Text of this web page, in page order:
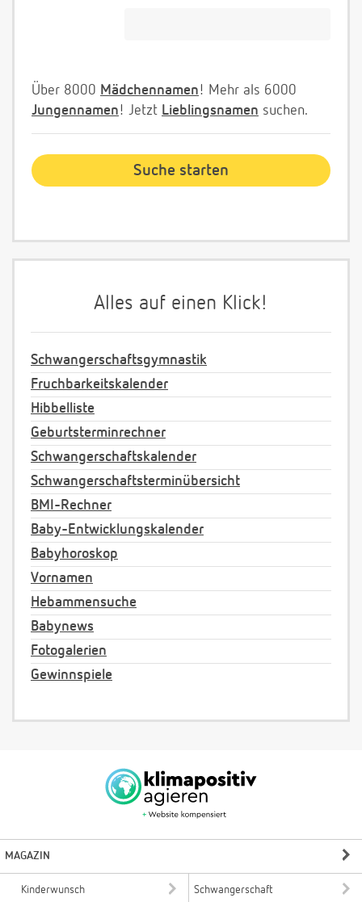
Über 8000 Mädchennamen! Mehr als 6000
Jungennamen! Jetzt Lieblingsnamen suchen.
Alles auf einen Klick!
Schwangerschaftsgymnastik
Fruchbarkeitskalender
Hibbelliste
Geburtsterminrechner
Schwangerschaftskalender
Schwangerschaftsterminübersicht
BMI-Rechner
Baby-Entwicklungskalender
Babyhoroskop
Vornamen
Hebammensuche
Babynews
Fotogalerien
Gewinnspiele
MAGAZIN
Kinderwunsch Schwangerschaft